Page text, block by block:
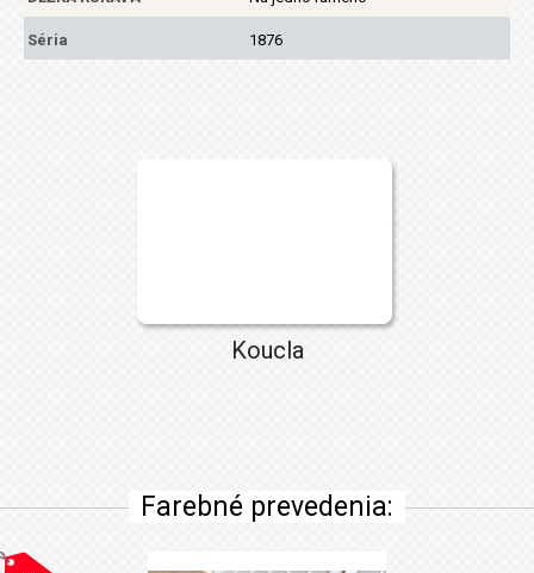
Séria 1876
Koucla
Farebné prevedenia: